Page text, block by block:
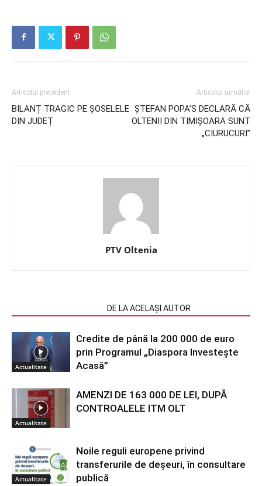
Articolul precedent
BILANȚ TRAGIC PE ȘOSELELE
DIN JUDEȚ
Articolul următor
ȘTEFAN POPA’S DECLARĂ CĂ
OLTENII DIN TIMIȘOARA SUNT
„CIURUCURI”
PTV Oltenia
DE LA ACELAȘI AUTOR
Actualitate
Credite de până la 200 000 de euro
prin Programul „Diaspora Investește
Acasă”
Actualitate
AMENZI DE 163 000 DE LEI, DUPĂ
CONTROALELE ITM OLT
Actualitate
Noile reguli europene privind
transferurile de deșeuri, în consultare
publică